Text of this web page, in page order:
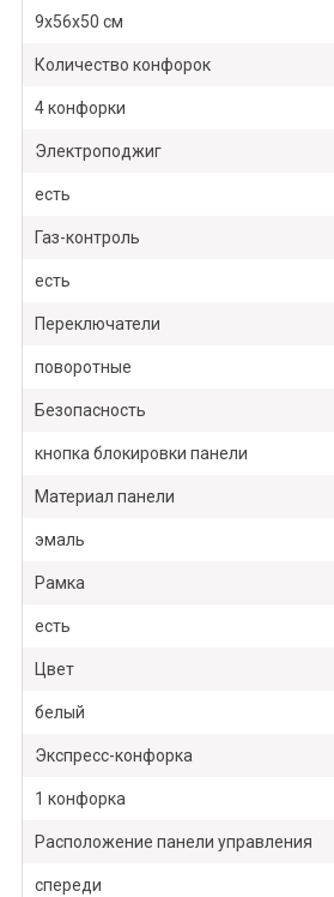
9х56х50 см
Количество конфорок
4 конфорки
Электроподжиг
есть
Газ-контроль
есть
Переключатели
поворотные
Безопасность
кнопка блокировки панели
Материал панели
эмаль
Рамка
есть
Цвет
белый
Экспресс-конфорка
1 конфорка
Расположение панели управления
спереди